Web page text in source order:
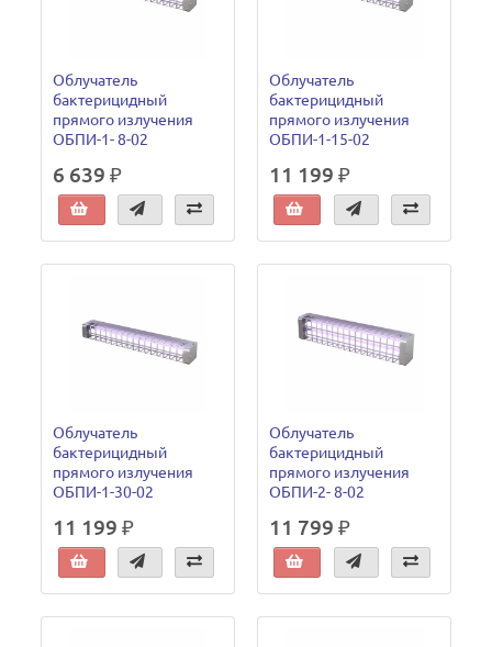
Облучатель
бактерицидный
прямого излучения
ОБПИ-1- 8-02
6 639 ₽
Облучатель
бактерицидный
прямого излучения
ОБПИ-1-15-02
11 199 ₽
Облучатель
бактерицидный
прямого излучения
ОБПИ-1-30-02
11 199 ₽
Облучатель
бактерицидный
прямого излучения
ОБПИ-2- 8-02
11 799 ₽